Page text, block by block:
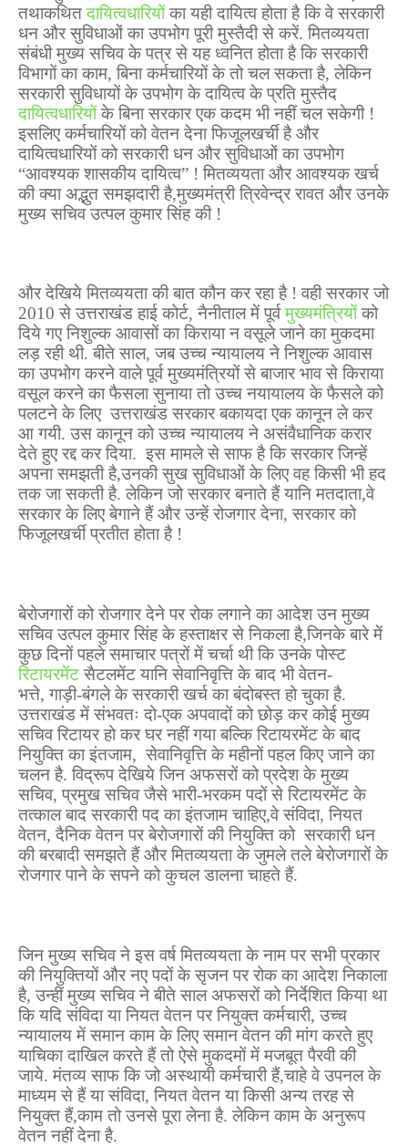
तथाकथितदायित्वधारियोंका यही दायित्व होता है कि वे सरकारी
धन और सुविधाओं का उपभोग पूरी मुस्तैदी से करें. मितव्ययता
संबंधी मुख्य सचिव के पत्र से यह ध्वनित होता है कि सरकारी
विभागों का काम, बिना कर्मचारियों के तो चल सकता है, लेकिन
सरकारी सुविधायों के उपभोग के दायित्व के प्रति मुस्तैद
दायित्वधारियोंके बिना सरकार एक कदम भी नहीं चल सकेगी !
इसलिए कर्मचारियों को वेतन देना फिजूलखर्ची है और
दायित्वधारियों को सरकारी धन और सुविधाओं का उपभोग
“आवश्यक शासकीय दायित्व” ! मितव्ययता और आवश्यक खर्च
की क्या अद्भुत समझदारी है,मुख्यमंत्री त्रिवेन्द्र रावत और उनके
मुख्य सचिव उत्पल कुमार सिंह की !
और देखिये मितव्ययता की बात कौन कर रहा है ! वही सरकार जो
2010 से उत्तराखंड हाई कोर्ट, नैनीताल में पूर्वमुख्यमंत्रियोंको
दिये गए निशुल्क आवासों का किराया न वसूले जाने का मुकदमा
लड़ रही थी. बीते साल, जब उच्च न्यायालय ने निशुल्क आवास
का उपभोग करने वाले पूर्व मुख्यमंत्रियों से बाजार भाव से किराया
वसूल करने का फैसला सुनाया तो उच्च नयायालय के फैसले को
पलटने के लिए उत्तराखंड सरकार बकायदा एक कानून ले कर
आ गयी. उस कानून को उच्च न्यायालय ने असंवैधानिक करार
देते हुए रद्द कर दिया. इस मामले से साफ है कि सरकार जिन्हें
अपना समझती है,उनकी सुख सुविधाओं के लिए वह किसी भी हद
तक जा सकती है. लेकिन जो सरकार बनाते हैं यानि मतदाता,वे
सरकार के लिए बेगाने हैं और उन्हें रोजगार देना, सरकार को
फिजूलखर्ची प्रतीत होता है !
बेरोजगारों को रोजगार देने पर रोक लगाने का आदेश उन मुख्य
सचिव उत्पल कुमार सिंह के हस्ताक्षर से निकला है,जिनके बारे में
कुछ दिनों पहले समाचार पत्रों में चर्चा थी कि उनके पोस्ट
रिटायरमेंट सैटलमेंट यानि सेवानिवृत्ति के बाद भी वेतन-
भत्ते, गाड़ी-बंगले के सरकारी खर्च का बंदोबस्त हो चुका है.
उत्तराखंड में संभवतः दो-एक अपवादों को छोड़ कर कोई मुख्य
सचिव रिटायर हो कर घर नहीं गया बल्कि रिटायरमेंट के बाद
नियुक्ति का इंतजाम, सेवानिवृत्ति के महीनों पहल किए जाने का
चलन है. विद्रूप देखिये जिन अफसरों को प्रदेश के मुख्य
सचिव, प्रमुख सचिव जैसे भारी-भरकम पदों से रिटायरमेंट के
तत्काल बाद सरकारी पद का इंतजाम चाहिए,वे संविदा, नियत
वेतन, दैनिक वेतन पर बेरोजगारों की नियुक्ति को सरकारी धन
की बरबादी समझते हैं और मितव्ययता के जुमले तले बेरोजगारों के
रोजगार पाने के सपने को कुचल डालना चाहते हैं.
जिन मुख्य सचिव ने इस वर्ष मितव्ययता के नाम पर सभी प्रकार
की नियुक्तियों और नए पदों के सृजन पर रोक का आदेश निकाला
है, उन्हीं मुख्य सचिव ने बीते साल अफसरों को निर्देशित किया था
कि यदि संविदा या नियत वेतन पर नियुक्त कर्मचारी, उच्च
न्यायालय में समान काम के लिए समान वेतन की मांग करते हुए
याचिका दाखिल करते हैं तो ऐसे मुकदमों में मजबूत पैरवी की
जाये. मंतव्य साफ कि जो अस्थायी कर्मचारी हैं,चाहे वे उपनल के
माध्यम से हैं या संविदा, नियत वेतन या किसी अन्य तरह से
नियुक्त हैं,काम तो उनसे पूरा लेना है. लेकिन काम के अनुरूप
वेतन नहीं देना है.